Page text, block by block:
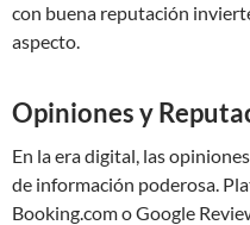
con buena reputación
aspecto.
Opiniones y
En la era digital, las
de información poderosa.
Booking.com o Google